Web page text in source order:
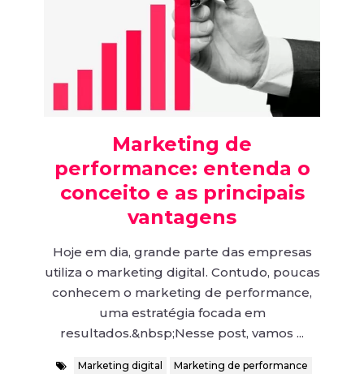
Marketing de
performance: entenda o
conceito e as principais
vantagens
Hoje em dia, grande parte das empresas
utiliza o marketing digital. Contudo, poucas
conhecem o marketing de performance,
uma estratégia focada em
resultados.&nbsp;Nesse post, vamos ...
Marketing digital Marketing de performance